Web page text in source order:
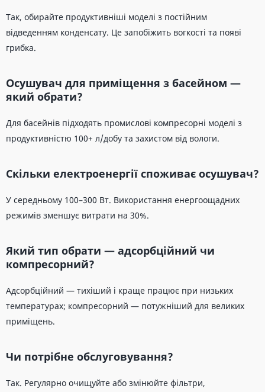
Так, обирайте продуктивніші моделі з постійним
відведенням конденсату. Це запобіжить вогкості та появі
грибка.
Осушувач для приміщення з басейном —
який обрати?
Для басейнів підходять промислові компресорні моделі з
продуктивністю 100+ л/добу та захистом від вологи.
Скільки електроенергії споживає осушувач?
У середньому 100–300 Вт. Використання енергоощадних
режимів зменшує витрати на 30%.
Який тип обрати — адсорбційний чи
компресорний?
Адсорбційний — тихіший і краще працює при низьких
температурах; компресорний — потужніший для великих
приміщень.
Чи потрібне обслуговування?
Так. Регулярно очищуйте або змінюйте фільтри,